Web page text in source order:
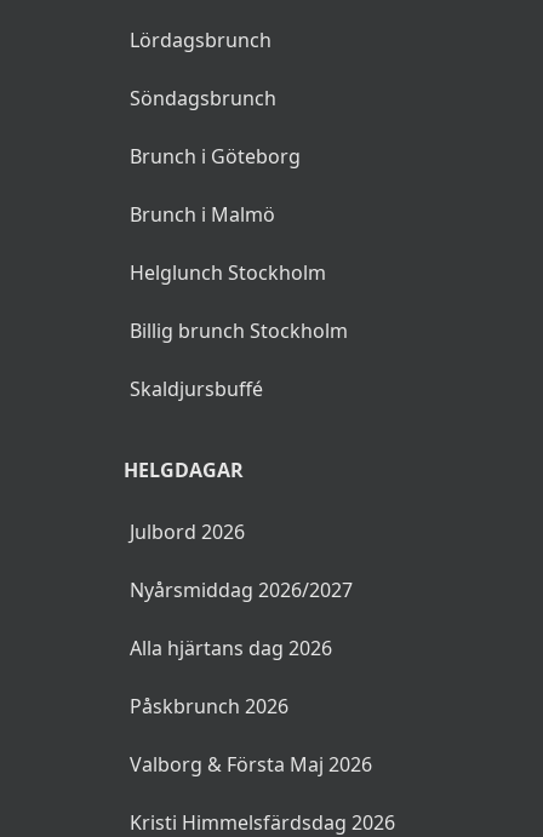
Lördagsbrunch
Söndagsbrunch
Brunch i Göteborg
Brunch i Malmö
Helglunch Stockholm
Billig brunch Stockholm
Skaldjursbuffé
HELGDAGAR
Julbord 2026
Nyårsmiddag 2026/2027
Alla hjärtans dag 2026
Påskbrunch 2026
Valborg & Första Maj 2026
Kristi Himmelsfärdsdag 2026